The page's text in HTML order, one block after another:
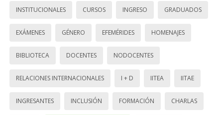
INSTITUCIONALES CURSOS INGRESO GRADUADOS
EXÁMENES GÉNERO EFEMÉRIDES HOMENAJES
BIBLIOTECA DOCENTES NODOCENTES
RELACIONES INTERNACIONALES I + D IITEA IITAE
INGRESANTES INCLUSIÓN FORMACIÓN CHARLAS